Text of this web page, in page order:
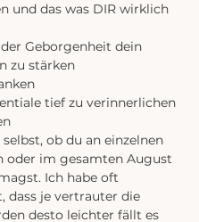
und das was DIR wirklich
Geborgenheit dein
zu stärken
tief zu verinnerlichen
ob du an einzelnen
oder im gesamten August
Ich habe oft
dass je vertrauter die
desto leichter fällt es